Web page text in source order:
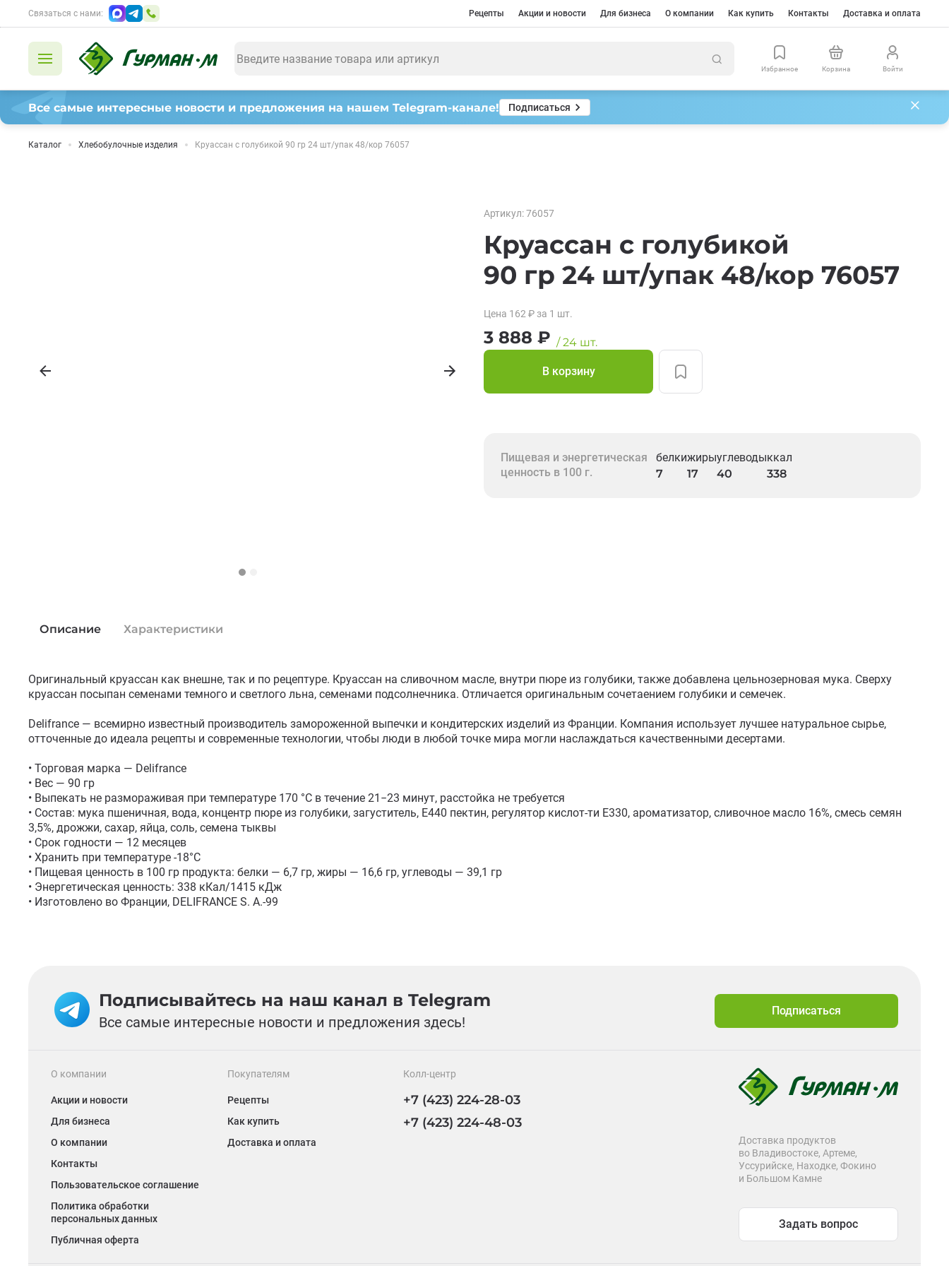
Связаться с нами: Рецепты Акции и новости Для бизнеса О компании Как купить Контакты Доставка и оплата
Избранное Корзина Войти
Все самые интересные новости и предложения на нашем Telegram-канале! Подписаться
Каталог Хлебобулочные изделия Круассан с голубикой 90 гр 24 шт/упак 48/кор 76057
Артикул:76057
Круассан с голубикой
90 гр 24 шт/упак 48/кор 76057
Цена 162 ₽ за 1 шт.
3 888 ₽ /24 шт.
В корзину
Пищевая и энергетическая
ценность в 100 г.
белки
7
жиры
17
углеводы
40
ккал
338
Описание Характеристики
Оригинальный круассан как внешне, так и по рецептуре. Круассан на сливочном масле, внутри пюре из голубики, также добавлена цельнозерновая мука. Сверху
круассан посыпан семенами темного и светлого льна, семенами подсолнечника. Отличается оригинальным сочетаением голубики и семечек.
Delifrance — всемирно известный производитель замороженной выпечки и кондитерских изделий из Франции. Компания использует лучшее натуральное сырье,
отточенные до идеала рецепты и современные технологии, чтобы люди в любой точке мира могли наслаждаться качественными десертами.
• Торговая марка — Delifrance
• Вес — 90 гр
• Выпекать не размораживая при температуре 170 °C в течение 21−23 минут, расстойка не требуется
• Состав: мука пшеничная, вода, концентр пюре из голубики, загуститель, Е440 пектин, регулятор кислот-ти Е330, ароматизатор, сливочное масло 16%, смесь семян
3,5%, дрожжи, сахар, яйца, соль, семена тыквы
• Срок годности — 12 месяцев
• Хранить при температуре -18°С
• Пищевая ценность в 100 гр продукта: белки — 6,7 гр, жиры — 16,6 гр, углеводы — 39,1 гр
• Энергетическая ценность: 338 кКал/1415 кДж
• Изготовлено во Франции, DELIFRANCE S. A.-99
Подписывайтесь на наш канал в Telegram
Все самые интересные новости и предложения здесь!
Подписаться
О компании
Акции и новости
Для бизнеса
О компании
Контакты
Пользовательское соглашение
Политика обработки
персональных данных
Публичная оферта
Покупателям
Рецепты
Как купить
Доставка и оплата
Колл-центр
+7 (423) 224-28-03
+7 (423) 224-48-03
Доставка продуктов
во Владивостоке, Артеме,
Уссурийске, Находке, Фокино
и Большом Камне
Задать вопрос